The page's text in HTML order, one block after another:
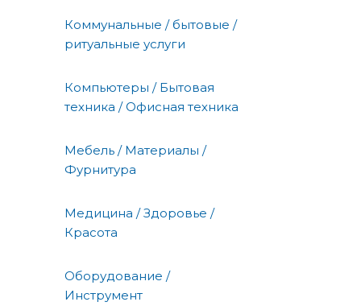
Коммунальные / бытовые /
ритуальные услуги
Компьютеры / Бытовая
техника / Офисная техника
Мебель / Материалы /
Фурнитура
Медицина / Здоровье /
Красота
Оборудование /
Инструмент